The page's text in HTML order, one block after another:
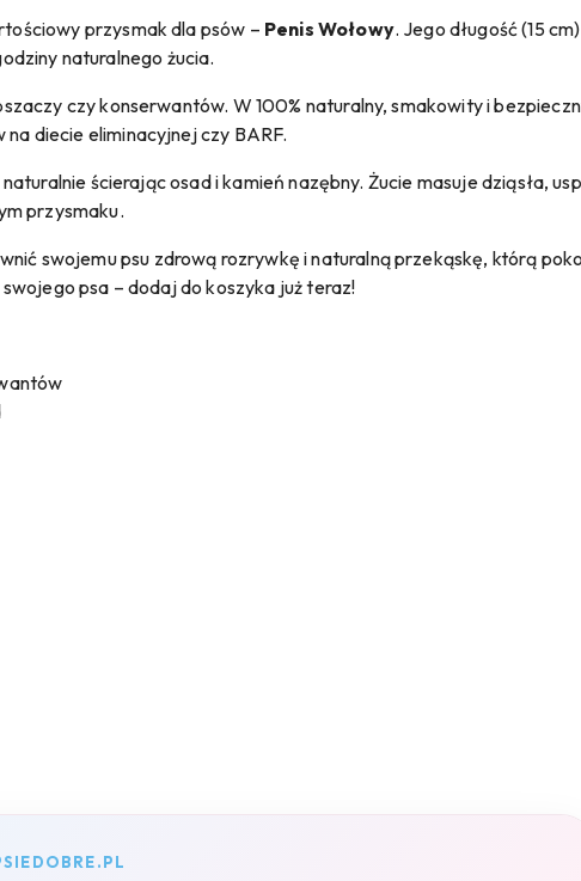
przysmak dla psów – Penis Wołowy. Jego długość (15 cm)
naturalnego żucia.
czy konserwantów. W 100% naturalny, smakowity i
diecie eliminacyjnej czy BARF.
naturalnie ścierając osad i kamień nazębny. Żucie masuje dziąsła,
przysmaku.
swojemu psu zdrową rozrywkę i naturalną przekąskę, którą
psa – dodaj do koszyka już teraz!